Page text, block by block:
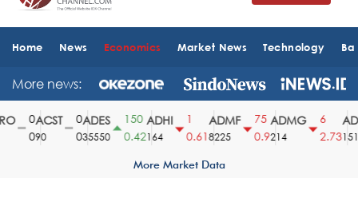
Home News Economics Market News Technology
More news:
ACST
90
ADES
35550
150
0.42
ADHI
164
0.61
ADMF
8225
0.9
ADMG
214
2.731510
More Market Data